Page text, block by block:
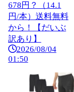
678円？（14.1
円/本）送料無料
から！【だいぶ
訳あり】
2026/08/04
01:50